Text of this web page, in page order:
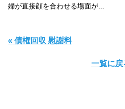
婦が直接顔を合わせる場面が...
« 債権回収 慰謝料
一覧に戻